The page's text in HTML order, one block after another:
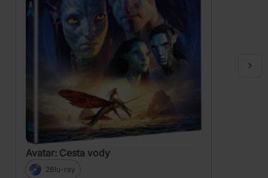
Avatar: Cesta vody
2Blu-ray